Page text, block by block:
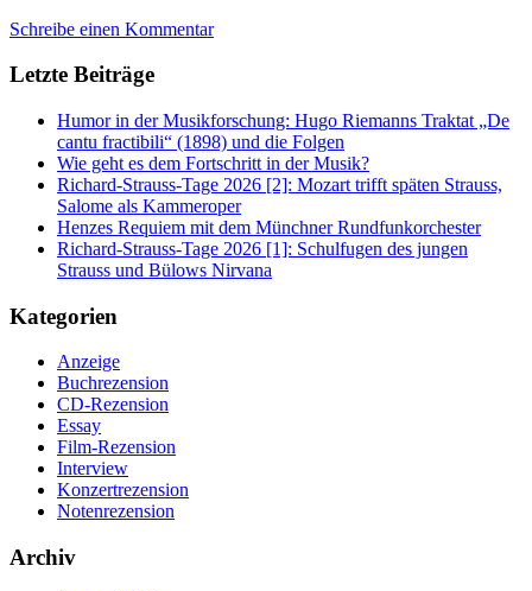
Schreibe einen Kommentar
Letzte Beiträge
Humor in der Musikforschung: Hugo Riemanns Traktat „De
cantu fractibili“ (1898) und die Folgen
Wie geht es dem Fortschritt in der Musik?
Richard-Strauss-Tage 2026 [2]: Mozart trifft späten Strauss,
Salome als Kammeroper
Henzes Requiem mit dem Münchner Rundfunkorchester
Richard-Strauss-Tage 2026 [1]: Schulfugen des jungen
Strauss und Bülows Nirvana
Kategorien
Anzeige
Buchrezension
CD-Rezension
Essay
Film-Rezension
Interview
Konzertrezension
Notenrezension
Archiv